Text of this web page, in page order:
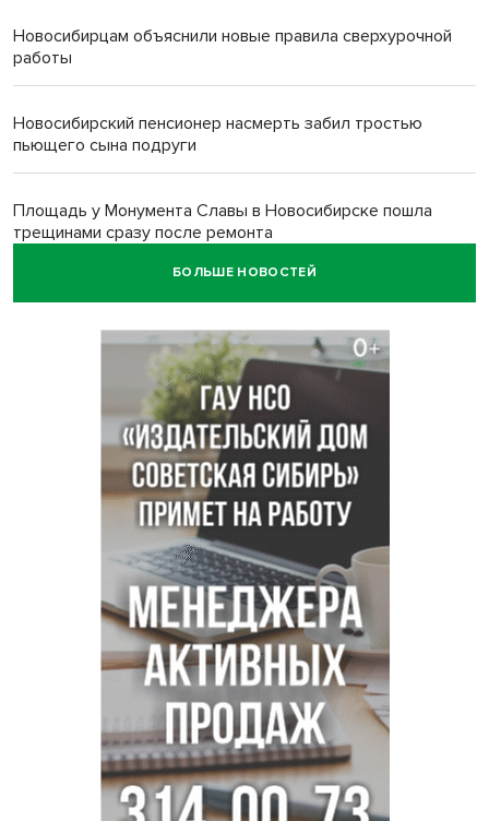
Новосибирцам объяснили новые правила сверхурочной
работы
Новосибирский пенсионер насмерть забил тростью
пьющего сына подруги
Площадь у Монумента Славы в Новосибирске пошла
трещинами сразу после ремонта
БОЛЬШЕ НОВОСТЕЙ